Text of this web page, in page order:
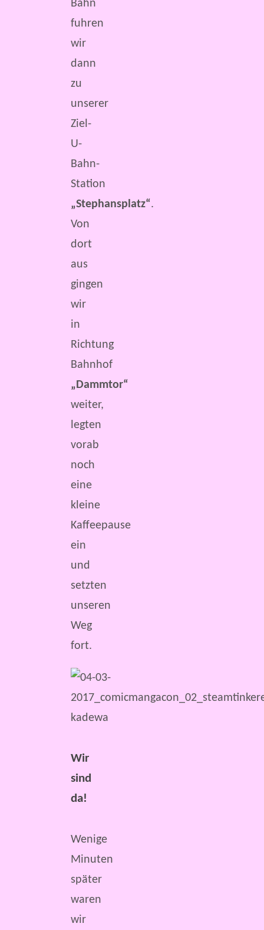
Bahn
fuhren
wir
dann
zu
unserer
Ziel-
U-
Bahn-
Station
„Stephansplatz“.
Von
dort
aus
gingen
wir
in
Richtung
Bahnhof
„Dammtor“
weiter,
legten
vorab
noch
eine
kleine
Kaffeepause
ein
und
setzten
unseren
Weg
fort.
Wir
sind
da!
Wenige
Minuten
später
waren
wir